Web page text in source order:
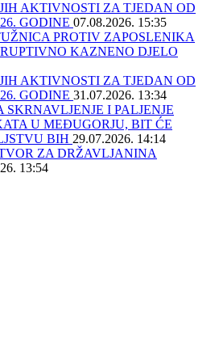
AKTIVNOSTI ZA TJEDAN OD
GODINE 07.08.2026. 15:35
PROTIV ZAPOSLENIKA
KAZNENO DJELO
AKTIVNOSTI ZA TJEDAN OD
GODINE 31.07.2026. 13:34
SKRNAVLJENJE I PALJENJE
U MEĐUGORJU, BIT ĆE
BIH 29.07.2026. 14:14
ZA DRŽAVLJANINA
13:54